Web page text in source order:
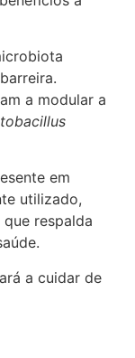
a modular a
em
utilizado,
respalda
a cuidar de